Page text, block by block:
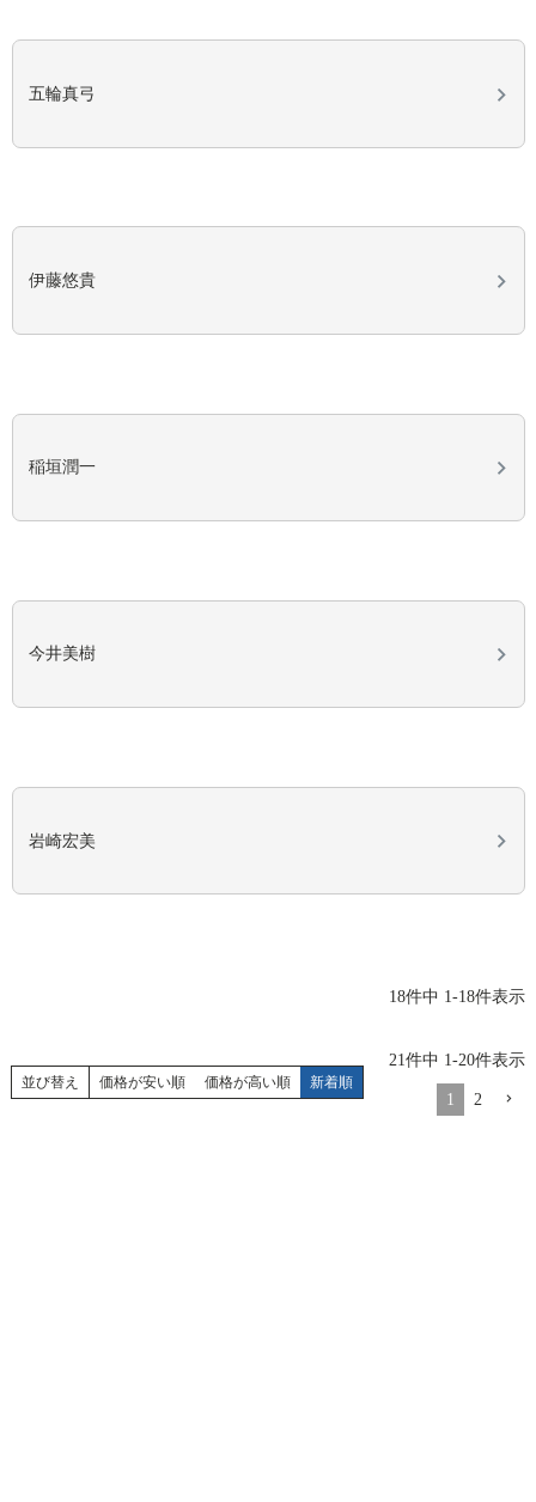
五輪真弓
伊藤悠貴
稲垣潤一
今井美樹
岩崎宏美
18件中 1-18件表示
並び替え 価格が安い順 価格が高い順 新着順
21件中 1-20件表示
1 2